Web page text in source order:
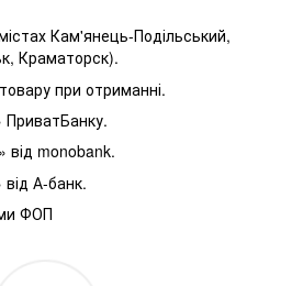
Кам'янець-Подільський,
Краматорск).
при отриманні.
від monobank.
А-банк.
ФОП